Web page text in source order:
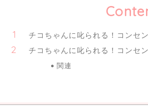
チコちゃんに叱られる！コンセ
チコちゃんに叱られる！コンセ
関連